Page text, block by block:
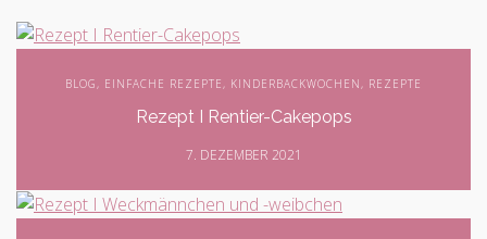
BLOG, EINFACHE REZEPTE, KINDERBACKWOCHEN, REZEPTE
Rezept I Rentier-Cakepops
7. DEZEMBER 2021